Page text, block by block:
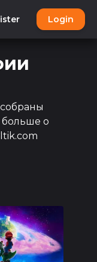
Login
больше о